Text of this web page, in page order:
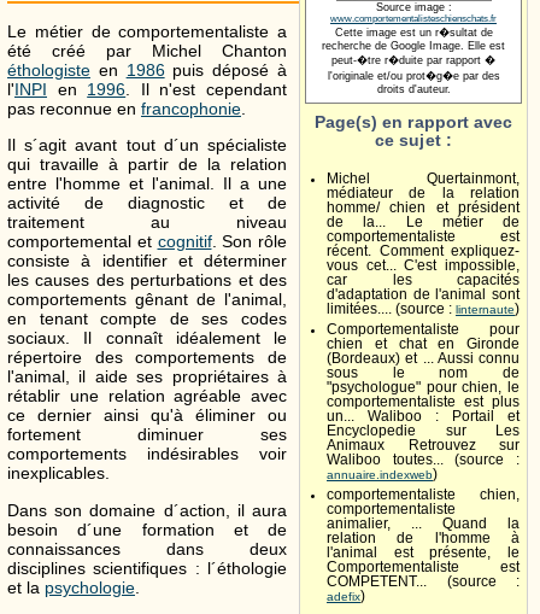
Source image :
www.comportementalisteschienschats.fr
Cette image est un r�sultat de
recherche de Google Image. Elle est
peut-�tre r�duite par rapport �
l'originale et/ou prot�g�e par des
droits d'auteur.
Page(s) en rapport avec
ce sujet :
Michel Quertainmont,
médiateur de la relation
homme/ chien et président
de la... Le métier de
comportementaliste est
récent. Comment expliquez-
vous cet... C'est impossible,
car les capacités
d'adaptation de l'animal sont
limitées.... (source : linternaute)
Comportementaliste pour
chien et chat en Gironde
(Bordeaux) et ... Aussi connu
sous le nom de
"psychologue" pour chien, le
comportementaliste est plus
un... Waliboo : Portail et
Encyclopedie sur Les
Animaux Retrouvez sur
Waliboo toutes... (source :
annuaire.indexweb)
comportementaliste chien,
comportementaliste
animalier, ... Quand la
relation de l'homme à
l'animal est présente, le
Comportementaliste est
COMPETENT... (source :
adefix)
Le métier de comportementaliste a
été créé par Michel Chanton
éthologiste en 1986puis déposé à
l'INPI en 1996 . Il n'est cependant
pas reconnue en francophonie
Il s´agit avant tout d´un spécialiste
qui travaille à partir de la relation
entre l'homme et l'animal. Il a une
activité de diagnostic et de
traitement au niveau
comportemental et cognitif. Son rôle
consiste à identifier et déterminer
les causes des perturbations et des
comportements gênant de l'animal,
en tenant compte de ses codes
sociaux. Il connaît idéalement le
répertoire des comportements de
l'animal, il aide ses propriétaires à
rétablir une relation agréable avec
ce dernier ainsi qu'à éliminer ou
fortement diminuer ses
comportements indésirables voir
inexplicables.
Dans son domaine d´action, il aura
besoin d´une formation et de
connaissances dans deux
disciplines scientifiques : l´éthologie
et la psychologie